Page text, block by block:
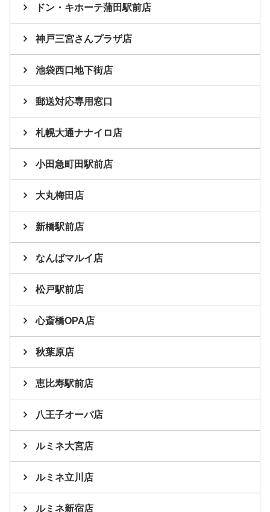
ドン・キホーテ蒲田駅前店
神戸三宮さんプラザ店
池袋西口地下街店
郵送対応専用窓口
札幌大通ナナイロ店
小田急町田駅前店
大丸梅田店
新橋駅前店
なんばマルイ店
松戸駅前店
心斎橋OPA店
秋葉原店
恵比寿駅前店
八王子オーパ店
ルミネ大宮店
ルミネ立川店
ルミネ新宿店